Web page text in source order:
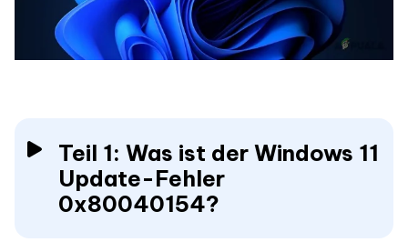
Teil 1: Was ist der Windows 11
Update-Fehler
0x80040154?